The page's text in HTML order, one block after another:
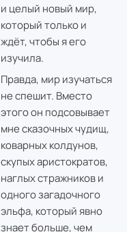
и целый новый мир,
который только и
ждёт, чтобы я его
изучила.
Правда, мир изучаться
не спешит. Вместо
этого он подсовывает
мне сказочных чудищ,
коварных колдунов,
скупых аристократов,
наглых стражников и
одного загадочного
эльфа, который явно
знает больше, чем